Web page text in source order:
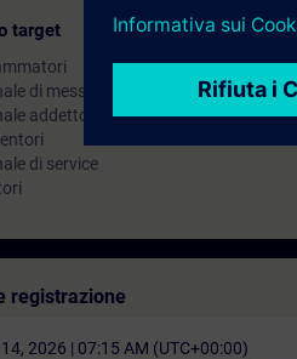
target
di messa in servizio
addetto allo sviluppo
di service
registrazione
2026 | 07:15 AM (UTC+00:00)